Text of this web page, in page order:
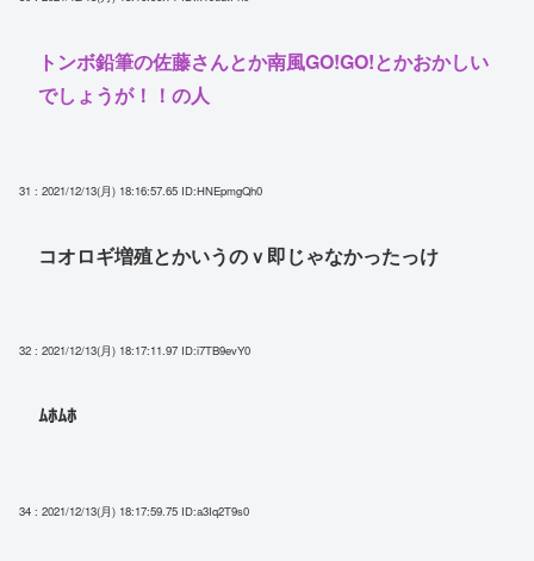
トンボ鉛筆の佐藤さんとか南風GO!GO!とかおかしい
でしょうが！！の人
31 : 2021/12/13(月) 18:16:57.65 ID:HNEpmgQh0
コオロギ増殖とかいうのｖ即じゃなかったっけ
32 : 2021/12/13(月) 18:17:11.97 ID:i7TB9evY0
ﾑﾎﾑﾎ
34 : 2021/12/13(月) 18:17:59.75 ID:a3Iq2T9s0